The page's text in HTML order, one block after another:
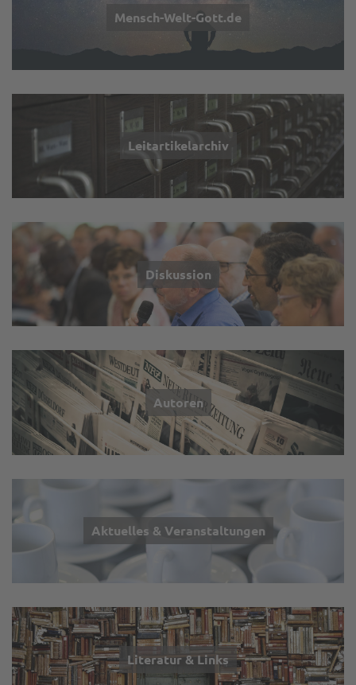
Mensch-Welt-Gott.de
Leitartikelarchiv
Diskussion
Autoren
Aktuelles & Veranstaltungen
Literatur & Links